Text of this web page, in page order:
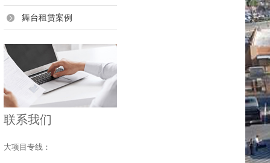
舞台租赁案例
联系我们
大项目专线：